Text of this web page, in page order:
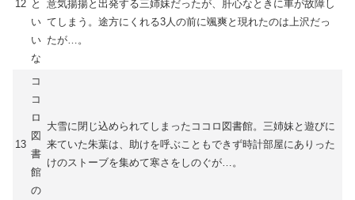
12 と
い
い
な
意気揚揚と出発する三姉妹だったが、肝心なときに車が故障し
てしまう。途方にくれる3人の前に颯爽と現れたのは上沢だっ
たが…。
13
コ
コ
ロ
図
書
館
の
大雪に閉じ込められてしまったココロ図書館。三姉妹と遊びに
来ていた朱葉は、助けを呼ぶこともできず時計部屋にありった
けのストーブを集めて寒さをしのぐが…。